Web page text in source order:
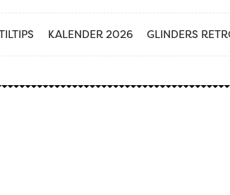
KALENDER 2026 GLINDERS